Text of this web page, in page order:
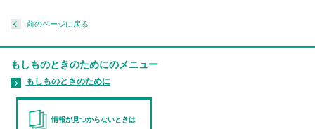
前のページに戻る
もしものときのためにのメニュー
もしものときのために
情報が見つからないときは